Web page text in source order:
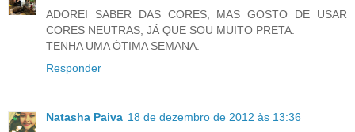
ADOREI SABER DAS CORES, MAS GOSTO DE USAR
CORES NEUTRAS, JÁ QUE SOU MUITO PRETA.
TENHA UMA ÓTIMA SEMANA.
Responder
Natasha Paiva 18 de dezembro de 2012 às 13:36